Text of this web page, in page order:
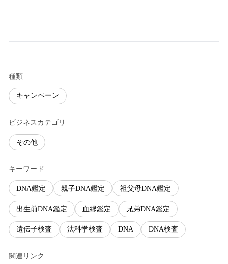
種類
キャンペーン
ビジネスカテゴリ
その他
キーワード
DNA鑑定 親子DNA鑑定 祖父母DNA鑑定
出生前DNA鑑定 血縁鑑定 兄弟DNA鑑定
遺伝子検査 法科学検査 DNA DNA検査
関連リンク